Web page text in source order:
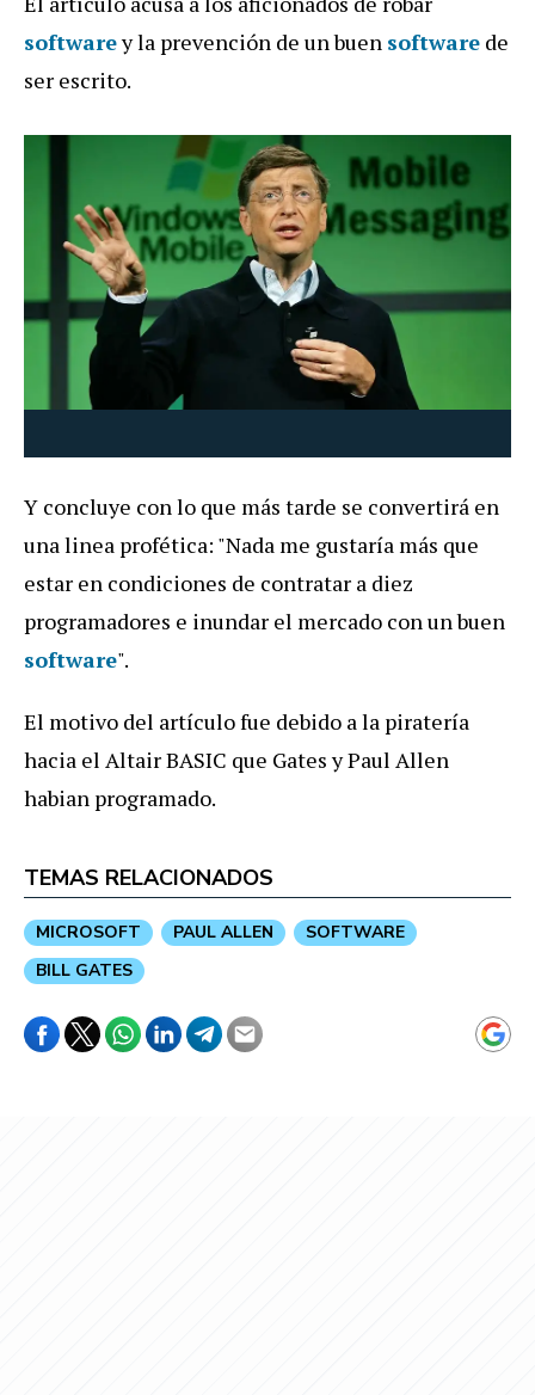
softwarey la prevención de un buen software de
ser escrito.
Y concluye con lo que más tarde se convertirá en
una linea profética: "Nada me gustaría más que
estar en condiciones de contratar a diez
programadores e inundar el mercado con un buen
software".
El motivo del artículo fue debido a la piratería
hacia el Altair BASIC que Gates y Paul Allen
habian programado.
TEMAS RELACIONADOS
MICROSOFT PAUL ALLEN
SOFTWARE
BILL GATES